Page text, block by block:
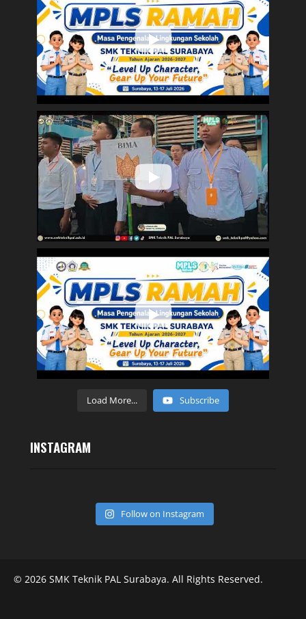
Load More... Subscribe
INSTAGRAM
Follow on Instagram
© 2026 SMK Teknik PAL Surabaya. All Rights Reserved.